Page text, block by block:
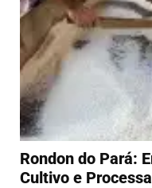
Rondon do Pará:
Cultivo e